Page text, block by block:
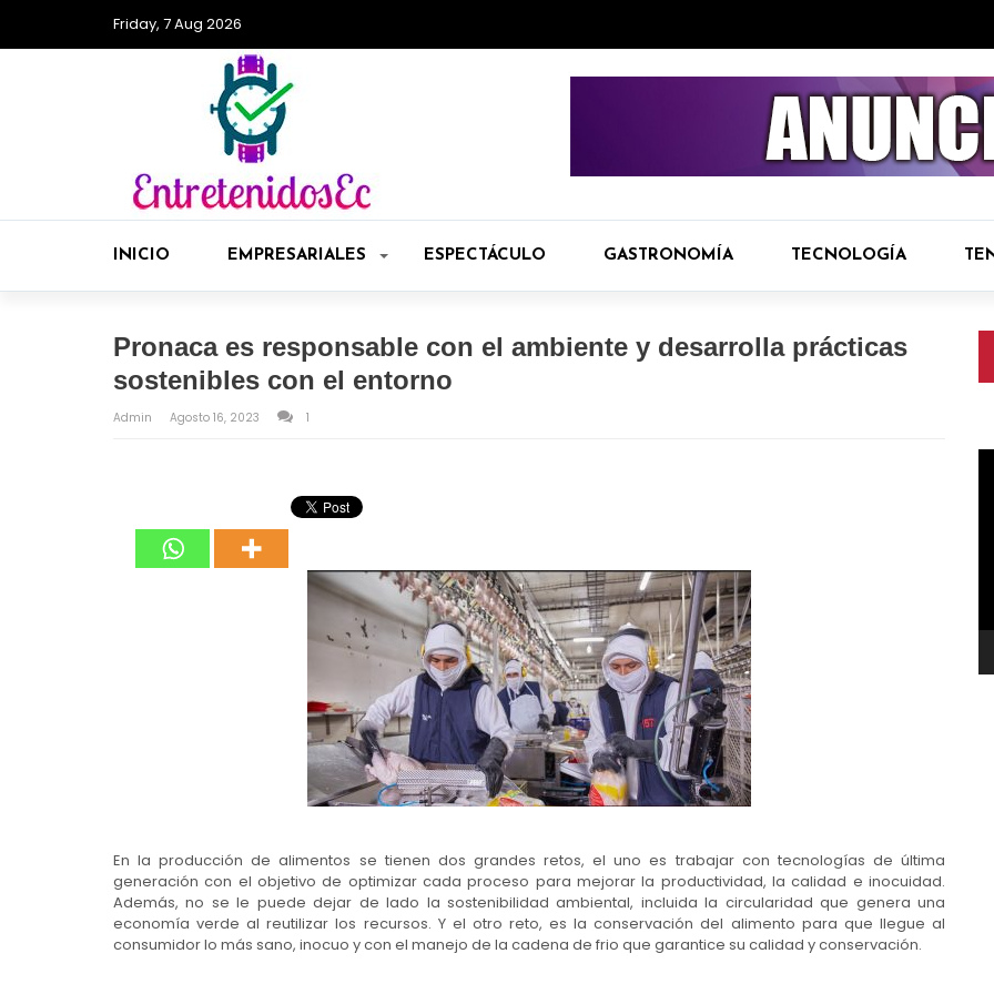
Friday, 7 Aug 2026
INICIO EMPRESARIALES ESPECTÁCULO GASTRONOMÍA TECNOLOGÍA
Pronaca es responsable con el ambiente y desarrolla prácticas
sostenibles con el entorno
Admin Agosto 16, 2023 1
En la producción de alimentos se tienen dos grandes retos, el uno es trabajar con tecnologías de última
generación con el objetivo de optimizar cada proceso para mejorar la productividad, la calidad e inocuidad.
Además, no se le puede dejar de lado la sostenibilidad ambiental, incluida la circularidad que genera una
economía verde al reutilizar los recursos. Y el otro reto, es la conservación del alimento para que llegue al
consumidor lo más sano, inocuo y con el manejo de la cadena de frio que garantice su calidad y conservación.